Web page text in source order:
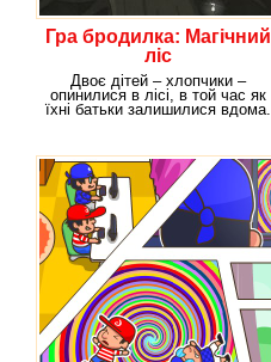
Гра бродилка: Магічний
ліс
Двоє дітей – хлопчики –
опинилися в лісі, в той час як
їхні батьки залишилися вдома.